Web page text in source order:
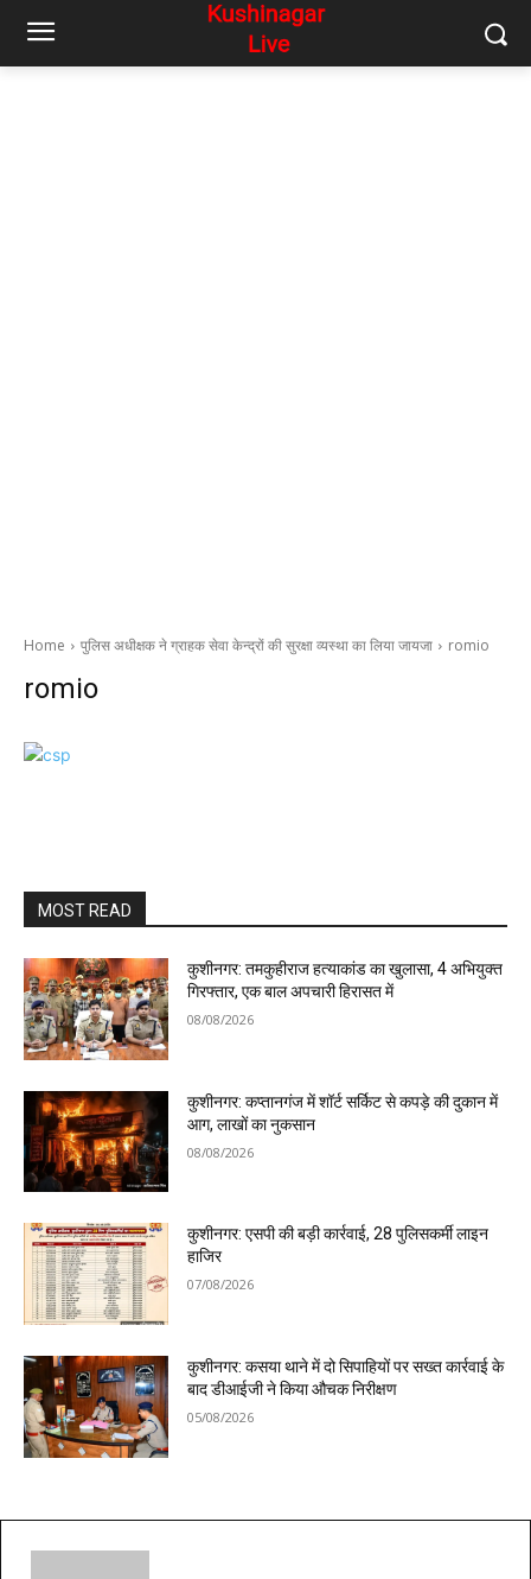
Home पुलिस अधीक्षक ने ग्राहक सेवा केन्द्रों की सुरक्षा व्यस्था का लिया जायजा romio
romio
MOST READ
कुशीनगर: तमकुहीराज हत्याकांड का खुलासा, 4 अभियुक्त
गिरफ्तार, एक बाल अपचारी हिरासत में
08/08/2026
कुशीनगर: कप्तानगंज में शॉर्ट सर्किट से कपड़े की दुकान में
आग, लाखों का नुकसान
08/08/2026
कुशीनगर: एसपी की बड़ी कार्रवाई, 28 पुलिसकर्मी लाइन
हाजिर
07/08/2026
कुशीनगर: कसया थाने में दो सिपाहियों पर सख्त कार्रवाई के
बाद डीआईजी ने किया औचक निरीक्षण
05/08/2026